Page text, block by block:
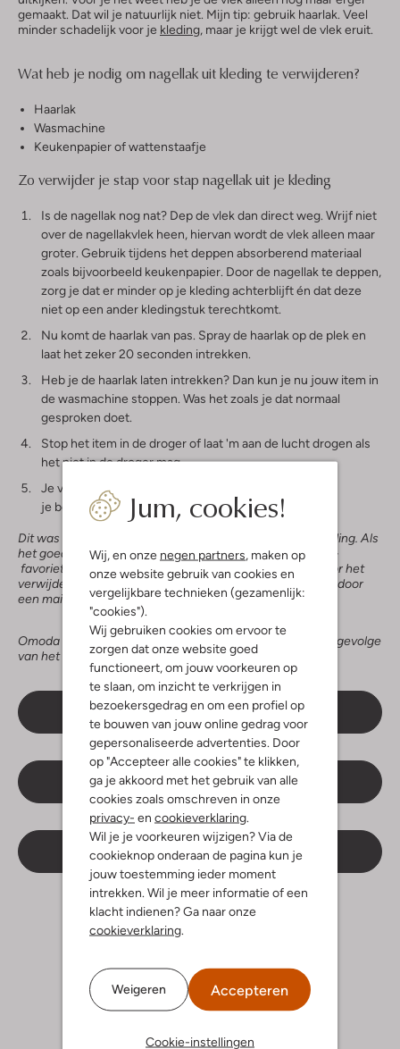
Jum, cookies!
Wij, en onze negen partners , maken op
onze website gebruik van cookies en
vergelijkbare technieken (gezamenlijk:
"cookies").
Wij gebruiken cookies om ervoor te
zorgen dat onze website goed
functioneert, om jouw voorkeuren op
te slaan, om inzicht te verkrijgen in
bezoekersgedrag en om een profiel op
te bouwen van jouw online gedrag voor
gepersonaliseerde advertenties. Door
op "Accepteer alle cookies" te klikken,
ga je akkoord met het gebruik van alle
cookies zoals omschreven in onze
privacy- en cookieverklaring
Wil je je voorkeuren wijzigen? Via de
cookieknop onderaan de pagina kun je
jouw toestemming ieder moment
intrekken. Wil je meer informatie of een
klacht indienen? Ga naar onze
cookieverklaring
Weigeren Accepteren
Cookie-instellingen
gemaakt. Dat wil je natuurlijk niet. Mijn tip: gebruik haarlak. Veel
minder schadelijk voor je kleding, maar je krijgt wel de vlek eruit.
Wat heb je nodig om nagellak uit kleding te verwijderen?
Haarlak
Wasmachine
Keukenpapier of wattenstaafje
Zo verwijder je stap voor stap nagellak uit je kleding
Is de nagellak nog nat? Dep de vlek dan direct weg. Wrijf niet
over de nagellakvlek heen, hiervan wordt de vlek alleen maar
groter. Gebruik tijdens het deppen absorberend materiaal
zoals bijvoorbeeld keukenpapier. Door de nagellak te deppen,
zorg je dat er minder op je kleding achterblijft én dat deze
niet op een ander kledingstuk terechtkomt.
Nu komt de haarlak van pas. Spray de haarlak op de plek en
laat het zeker 20 seconden intrekken.
Heb je de haarlak laten intrekken? Dan kun je nu jouw item in
de wasmachine stoppen. Was het zoals je dat normaal
gesproken doet.
Stop het item in de droger of laat 'm aan de lucht drogen als
het niet in de droger mag.
Je vlek is weg! Zie je 'm toch nog zitten? Dan kun
je bovenstaande 4 stappen nog een keer herhalen.
Dit was mijn tip voor het verwijderen van nagellak uit kleding. Als
het goed is staat het na deze tips weer gelijk: nagellak 1 –
favoriete kledingstuk 1. Heb jij zelf nog een goede tip voor het
verwijderen van nagellak uit kleding? Laat het ons weten door
een mailtje te sturen naar marketing@omoda.nl.
Omoda is niet aansprakelijk voor schade aan kleding ten gevolge
van het onjuist opvolgen van deze stappen.
Hoe haal je verf uit kleding?
Shop dameskleding
Meer inspiratie